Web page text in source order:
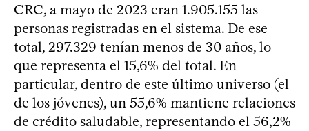
CRC, a mayo de 2023 eran 1.905.155 las
personas registradas en el sistema. De ese
total, 297.329 tenían menos de 30 años, lo
que representa el 15,6% del total. En
particular, dentro de este último universo (el
de los jóvenes), un 55,6% mantiene relaciones
de crédito saludable, representando el 56,2%